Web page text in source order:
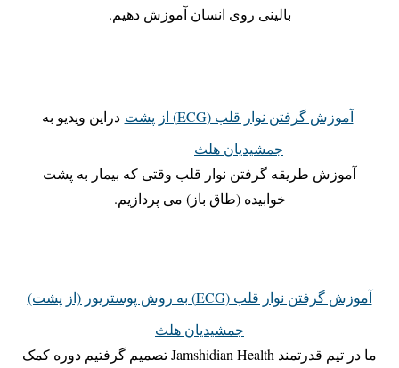
بالینی روی انسان آموزش دهیم.
آموزش گرفتن نوار قلب (ECG) از پشت
جمشیدیان هلث
دراین ویدیو به
آموزش طریقه گرفتن نوار قلب وقتی که بیمار به پشت
خوابیده (طاق باز) می پردازیم.
آموزش گرفتن نوار قلب (ECG) به روش پوستریور (از پشت)
جمشیدیان هلث
ما در تیم قدرتمند Jamshidian Health تصمیم گرفتیم دوره کمک